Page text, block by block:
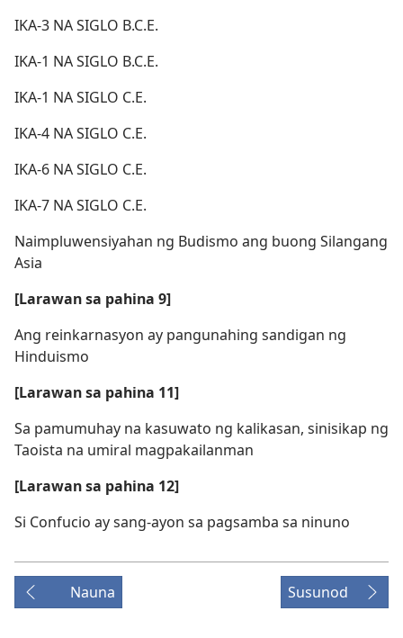
IKA-3 NA SIGLO B.C.E.
IKA-1 NA SIGLO B.C.E.
IKA-1 NA SIGLO C.E.
IKA-4 NA SIGLO C.E.
IKA-6 NA SIGLO C.E.
IKA-7 NA SIGLO C.E.
Naimpluwensiyahan ng Budismo ang buong Silangang
Asia
[Larawan sa pahina 9]
Ang reinkarnasyon ay pangunahing sandigan ng
Hinduismo
[Larawan sa pahina 11]
Sa pamumuhay na kasuwato ng kalikasan, sinisikap ng
Taoista na umiral magpakailanman
[Larawan sa pahina 12]
Si Confucio ay sang-ayon sa pagsamba sa ninuno
Nauna Susunod